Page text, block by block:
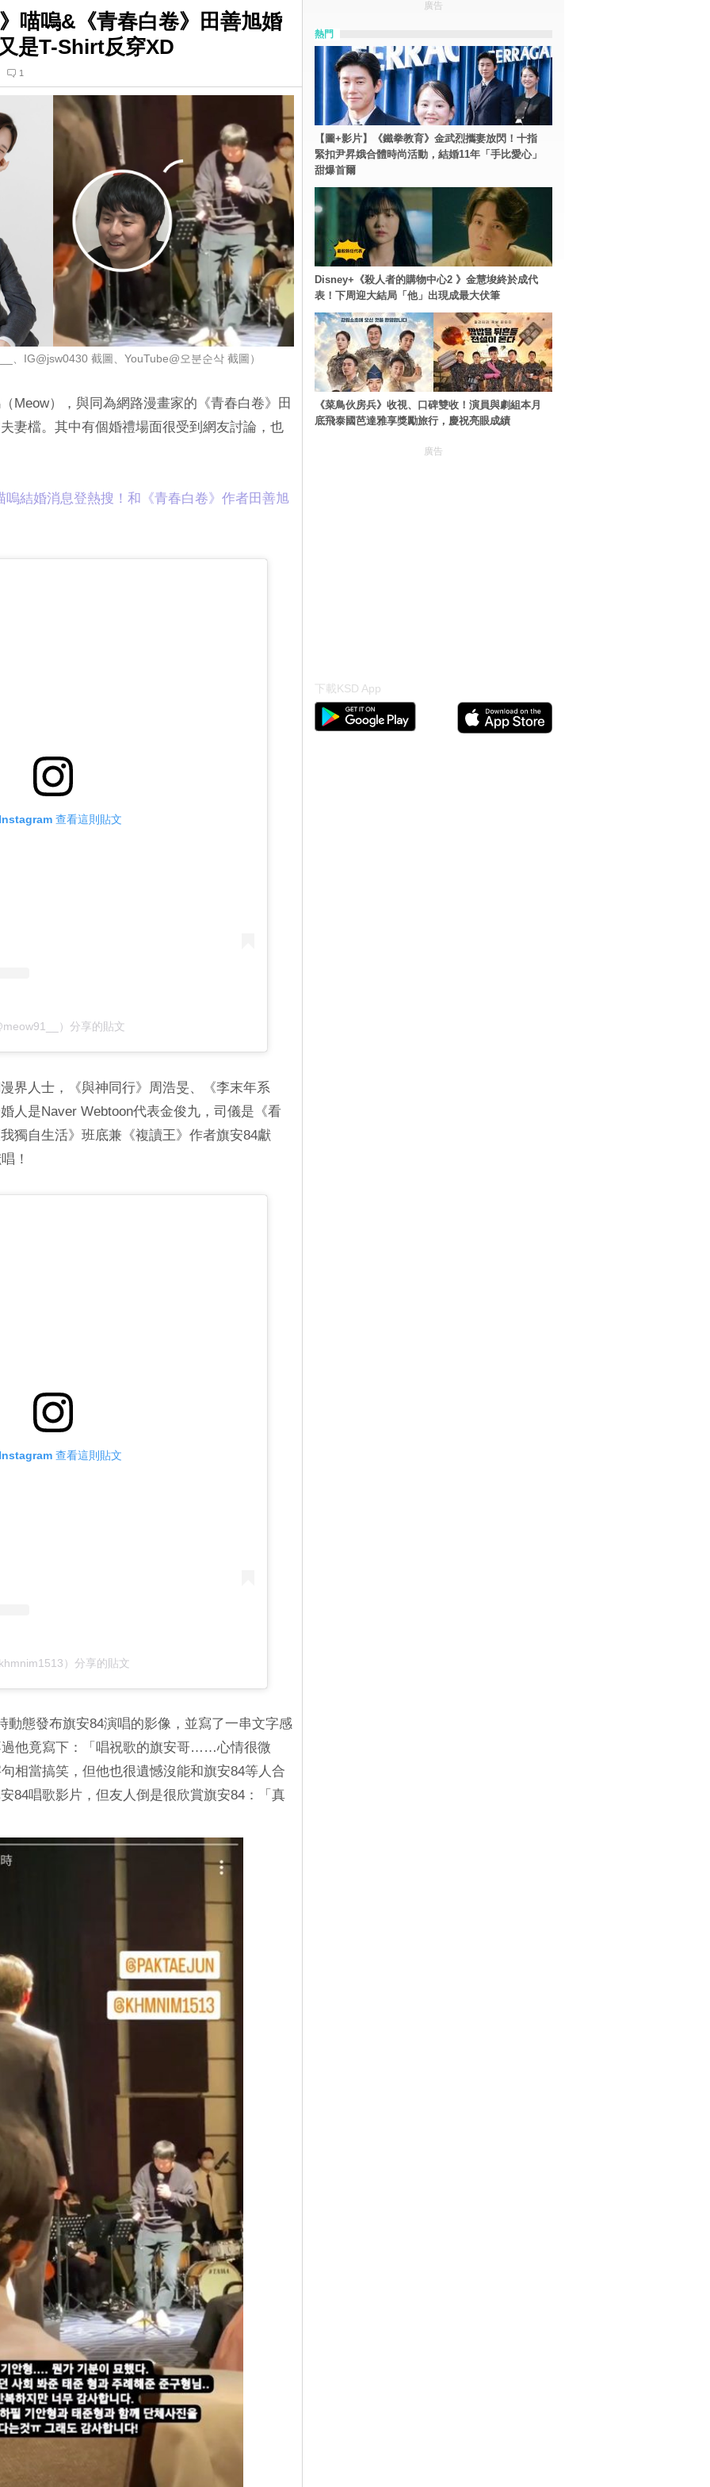
喵嗚&《青春白卷》田善旭婚
是T-Shirt反穿XD
1
、IG@jsw0430 截圖、YouTube@오분순삭 截圖）
Meow），與同為網路漫畫家的《青春白卷》田
妻檔。其中有個婚禮場面很受到網友討論，也
嗚結婚消息登熱搜！和《青春白卷》作者田善旭
查看這則貼文
）分享的貼文
界人士，《與神同行》周浩旻、《李末年系
人是Naver Webtoon代表金俊九，司儀是《看
獨自生活》班底兼《複讀王》作者旗安84獻
！
查看這則貼文
）分享的貼文
動態發布旗安84演唱的影像，並寫了一串文字感
他竟寫下：「唱祝歌的旗安哥……心情很微
相當搞笑，但他也很遺憾沒能和旗安84等人合
84唱歌影片，但友人倒是很欣賞旗安84：「真
廣告
熱門
【圖+影片】《鐵拳教育》金武烈攜妻放閃！十指
緊扣尹昇娥合體時尚活動，結婚11年「手比愛心」
甜爆首爾
Disney+《殺人者的購物中心2 》金慧埈終於成代
表！下周迎大結局「他」出現成最大伏筆
《菜鳥伙房兵》收視、口碑雙收！演員與劇組本月
底飛泰國芭達雅享獎勵旅行，慶祝亮眼成績
廣告
下載KSD App